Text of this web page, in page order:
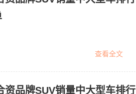
查看全文
资品牌SUV销量中大型车排行